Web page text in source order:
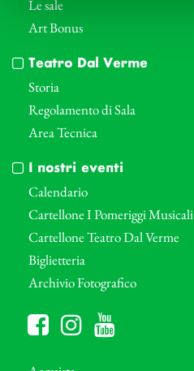
Le sale
Art Bonus
Teatro Dal Verme
Storia
Regolamento di Sala
Area Tecnica
I nostri eventi
Calendario
Cartellone I Pomeriggi Musicali
Cartellone Teatro Dal Verme
Biglietteria
Archivio Fotografico